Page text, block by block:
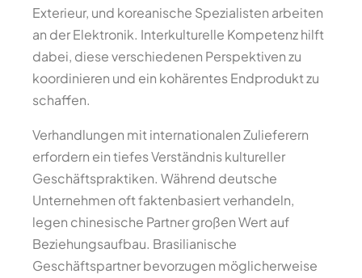
Exterieur, und koreanische Spezialisten arbeiten
an der Elektronik. Interkulturelle Kompetenz hilft
dabei, diese verschiedenen Perspektiven zu
koordinieren und ein kohärentes Endprodukt zu
schaffen.
Verhandlungen mit internationalen Zulieferern
erfordern ein tiefes Verständnis kultureller
Geschäftspraktiken. Während deutsche
Unternehmen oft faktenbasiert verhandeln,
legen chinesische Partner großen Wert auf
Beziehungsaufbau. Brasilianische
Geschäftspartner bevorzugen möglicherweise